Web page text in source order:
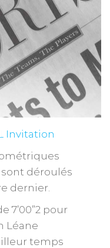
Invitation
déroulés
dernier.
7’00”2 pour
Léane
temps